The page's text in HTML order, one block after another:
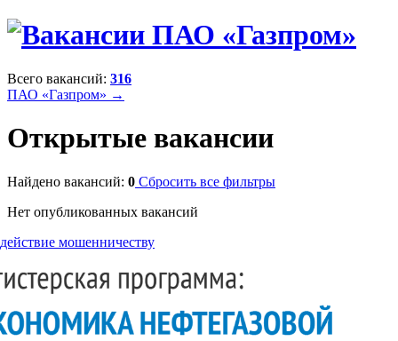
Всего вакансий: 316
ПАО «Газпром» →
Открытые вакансии
Найдено вакансий: 0 Сбросить все фильтры
Нет опубликованных вакансий
мошенничеству